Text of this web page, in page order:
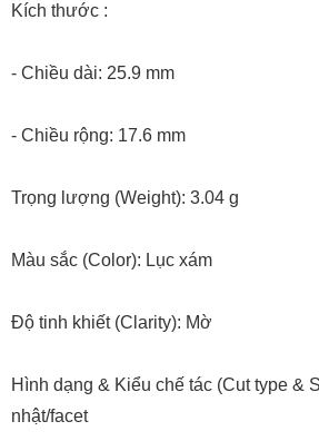
Kích thước :
- Chiều dài: 25.9 mm
- Chiều rộng: 17.6 mm
Trọng lượng (Weight): 3.04 g
Màu sắc (Color): Lục xám
Độ tinh khiết (Clarity): Mờ
Hình dạng & Kiểu chế tác (Cut type &
nhật/facet